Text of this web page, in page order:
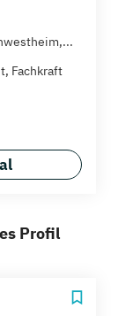
Fachkraft
Profil